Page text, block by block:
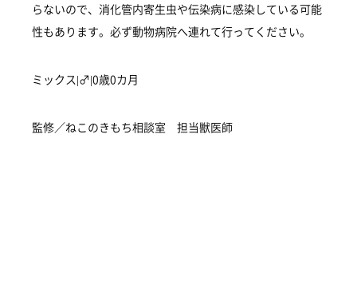
らないので、消化管内寄生虫や伝染病に感染している可能
性もあります。必ず動物病院へ連れて行ってください。
ミックス|♂|0歳0カ月
監修／ねこのきもち相談室 担当獣医師